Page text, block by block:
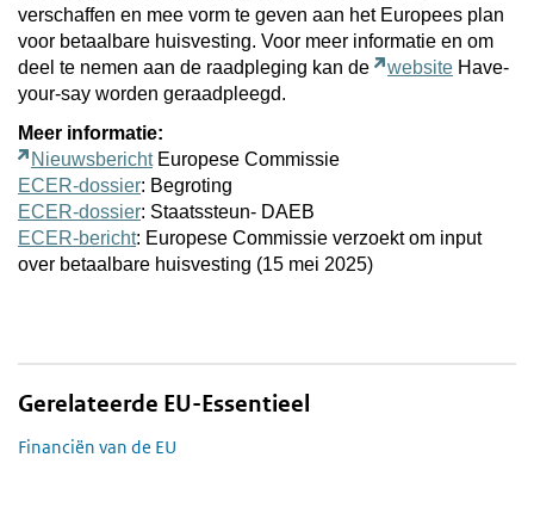
verschaffen en mee vorm te geven aan het Europees plan
voor betaalbare huisvesting. Voor meer informatie en om
deel te nemen aan de raadpleging kan de
website Have-
your-say worden geraadpleegd.
Meer informatie:
Nieuwsbericht Europese Commissie
ECER-dossier: Begroting
ECER-dossier: Staatssteun- DAEB
ECER-bericht: Europese Commissie verzoekt om input
over betaalbare huisvesting (15 mei 2025)
Gerelateerde EU-Essentieel
Financiën van de EU